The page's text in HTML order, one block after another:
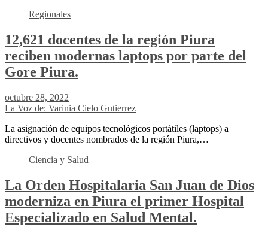
Regionales
12,621 docentes de la región Piura
reciben modernas laptops por parte del
Gore Piura.
octubre 28, 2022
La Voz de: Varinia Cielo Gutierrez
La asignación de equipos tecnológicos portátiles (laptops) a
directivos y docentes nombrados de la región Piura,…
Ciencia y Salud
La Orden Hospitalaria San Juan de Dios
moderniza en Piura el primer Hospital
Especializado en Salud Mental.